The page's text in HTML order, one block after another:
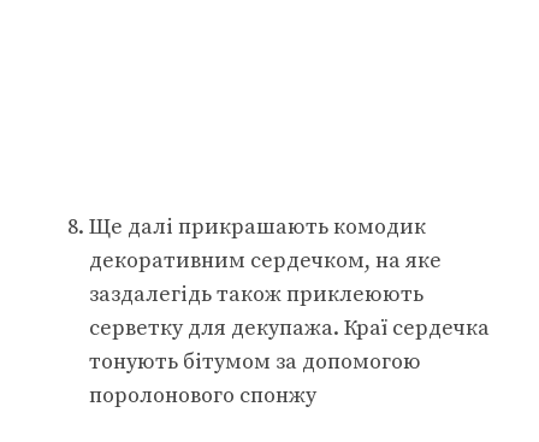
Ще далі прикрашають комодик
декоративним сердечком, на яке
заздалегідь також приклеюють
серветку для декупажа. Краї сердечка
тонують бітумом за допомогою
поролонового спонжу